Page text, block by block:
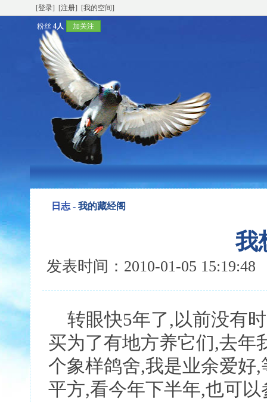
[登录] [注册] [我的空间]
粉丝 4人 加关注
日志 - 我的藏经阁
我
发表时间：2010-01-05
转眼快5年了,以前没有
买为了有地方养它们,去年
个象样鸽舍,我是业余爱好
平方,看今年下半年,也可